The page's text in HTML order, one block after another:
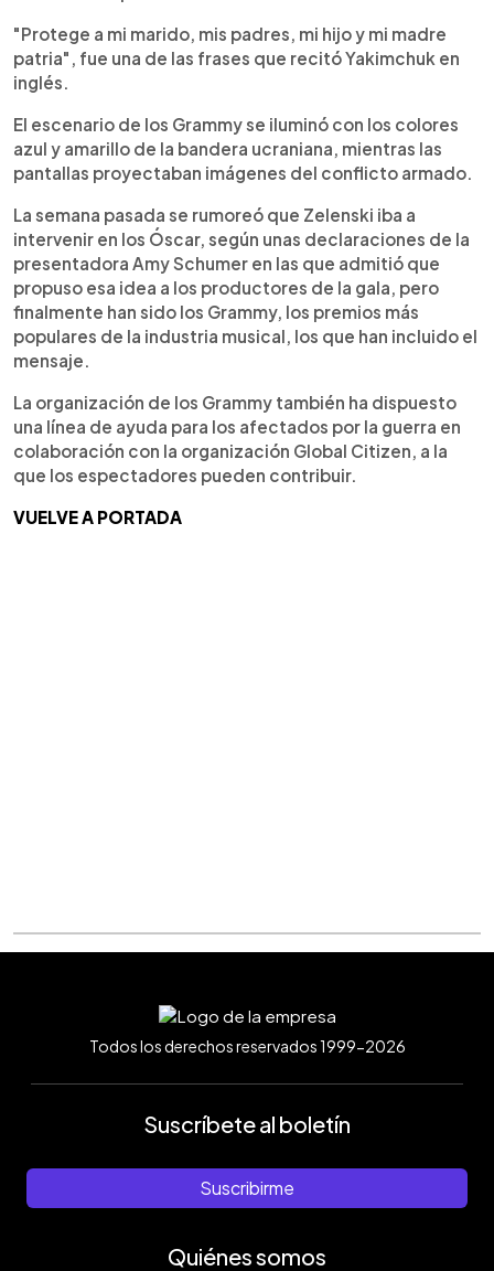
"Protege a mi marido, mis padres, mi hijo y mi madre
patria", fue una de las frases que recitó Yakimchuk en
inglés.
El escenario de los Grammy se iluminó con los colores
azul y amarillo de la bandera ucraniana, mientras las
pantallas proyectaban imágenes del conflicto armado.
La semana pasada se rumoreó que Zelenski iba a
intervenir en los Óscar, según unas declaraciones de la
presentadora Amy Schumer en las que admitió que
propuso esa idea a los productores de la gala, pero
finalmente han sido los Grammy, los premios más
populares de la industria musical, los que han incluido el
mensaje.
La organización de los Grammy también ha dispuesto
una línea de ayuda para los afectados por la guerra en
colaboración con la organización Global Citizen, a la
que los espectadores pueden contribuir.
VUELVE A PORTADA
Todos los derechos reservados 1999-2026
Suscríbete al boletín
Suscribirme
Quiénes somos